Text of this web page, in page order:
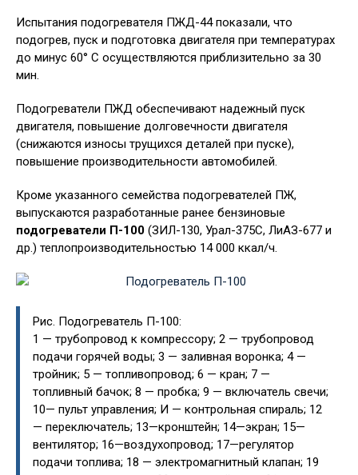
Испытания подогревателя ПЖД-44 показали, что
подогрев, пуск и подготовка двигателя при температурах
до минус 60° С осуществляются приблизительно за 30
мин.
Подогреватели ПЖД обеспечивают надежный пуск
двигателя, повышение долговечности двигателя
(снижаются износы трущихся деталей при пуске),
повышение производительности автомобилей.
Кроме указанного семейства подогревателей ПЖ,
выпускаются разработанные ранее бензиновые
подогреватели П-100 (ЗИЛ-130, Урал-375С, ЛиАЗ-677 и
др.) теплопроизводительностью 14 000 ккал/ч.
Рис. Подогреватель П-100:
1 — трубопровод к компрессору; 2 — трубопровод
подачи горячей воды; 3 — заливная воронка; 4 —
тройник; 5 — топливопровод; 6 — кран; 7 —
топливный бачок; 8 — пробка; 9 — включатель свечи;
10— пульт управления; И — контрольная спираль; 12
— переключатель; 13—кронштейн; 14—экран; 15—
вентилятор; 16—воздухопровод; 17—регулятор
подачи топлива; 18 — электромагнитный клапан; 19